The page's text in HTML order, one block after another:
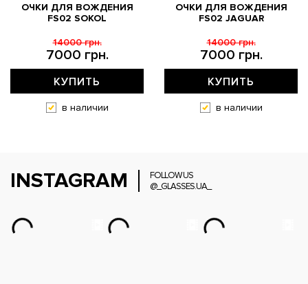
ОЧКИ ДЛЯ ВОЖДЕНИЯ
FS02 SOKOL
7000 грн.
14000 грн.
КУПИТЬ
в наличии
ОЧКИ ДЛЯ ВОЖДЕНИЯ
FS02 JAGUAR
7000 грн.
14000 грн.
КУПИТЬ
в наличии
INSTAGRAM
FOLLOW US
@_GLASSES.UA_